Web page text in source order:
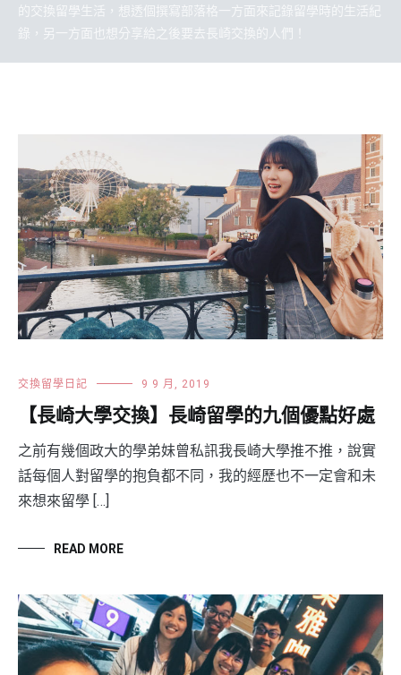
的交換留學生活，想透個撰寫部落格一方面來記錄留學時的生活紀
錄，另一方面也想分享給之後要去長崎交換的人們！
交換留學日記 9 9 月, 2019
【長崎大學交換】長崎留學的九個優點好處
之前有幾個政大的學弟妹曾私訊我長崎大學推不推，說實
話每個人對留學的抱負都不同，我的經歷也不一定會和未
來想來留學 […]
READ MORE